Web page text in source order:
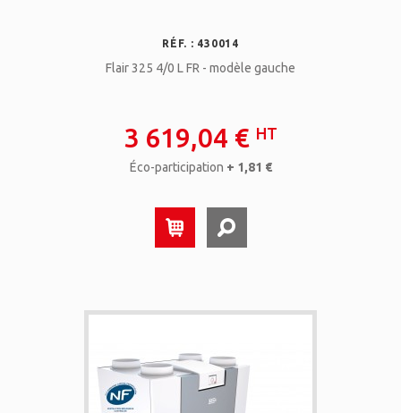
RÉF. : 430014
Flair 325 4/0 L FR - modèle gauche
3 619,04 € HT
Éco-participation + 1,81 €